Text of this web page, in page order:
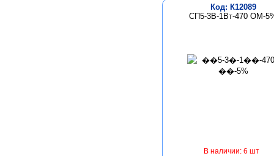
Код: К12089
СП5-3В-1Вт-470 ОМ-
В наличии: 6 шт